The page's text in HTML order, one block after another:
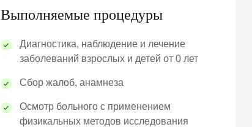
Выполняемые процедуры
Диагностика, наблюдение и лечение
заболеваний взрослых и детей от 0 лет
Сбор жалоб, анамнеза
Осмотр больного с применением
физикальных методов исследования